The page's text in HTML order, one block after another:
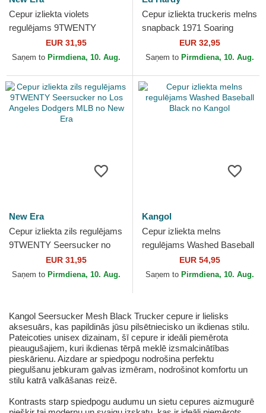
Cepur izliekta violets
regulējams 9TWENTY
Seersucker no New York
Yankees MLB no New Era
EUR 31,95
Saņem to Pirmdiena, 10. Aug.
Cepur izliekta truckeris melns
snapback 1971 Soaring
Eagle Full Mesh no Ed Hardy
EUR 32,95
Saņem to Pirmdiena, 10. Aug.
New Era
Cepur izliekta zils regulējams
9TWENTY Seersucker no
Los Angeles Dodgers MLB
no New Era
EUR 31,95
Saņem to Pirmdiena, 10. Aug.
Kangol
Cepur izliekta melns
regulējams Washed Baseball
Black no Kangol
EUR 54,95
Saņem to Pirmdiena, 10. Aug.
Kangol Seersucker Mesh Black Trucker cepure ir lielisks
aksesuārs, kas papildinās jūsu pilsētniecisko un ikdienas stilu.
Pateicoties unisex dizainam, šī cepure ir ideāli piemērota
pieaugušajiem, kuri ikdienas tērpā meklē izsmalcinātības
pieskārienu. Aizdare ar spiedpogu nodrošina perfektu
piegulšanu jebkuram galvas izmēram, nodrošinot komfortu un
stilu katrā valkāšanas reizē.
Kontrasts starp spiedpogu audumu un sietu cepures aizmugurē